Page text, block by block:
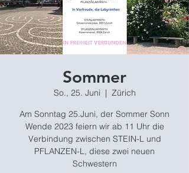
Sommer
So., 25. Juni
  |
Zürich
Am Sonntag 25.Juni, der Sommer Sonn
Wende 2023 feiern wir ab 11 Uhr die
Verbindung zwischen STEIN-L und
PFLANZEN-L, diese zwei neuen
Schwestern